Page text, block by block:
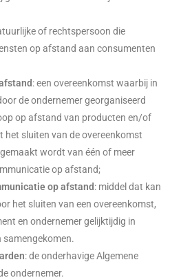
of rechtspersoon die
op afstand aan consumenten
: een overeenkomst waarbij in
de ondernemer georganiseerd
op afstand van producten en/of
het sluiten van de overeenkomst
wordt van één of meer
op afstand;
op afstand: middel dat kan
het sluiten van een overeenkomst,
en ondernemer gelijktijdig in
samengekomen.
: de onderhavige Algemene
ondernemer.